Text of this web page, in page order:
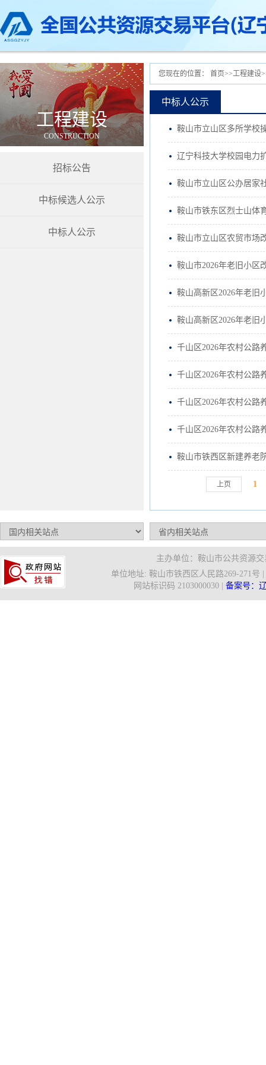
工程建设
CONSTRUCTION
招标公告
中标候选人公示
中标人公示
您现在的位置： 首页>>工程建设
中标人公示
鞍山市立山区多所学校
辽宁科技大学校园电力
鞍山市立山区公办居家
鞍山市铁东区烈士山体
鞍山市立山区农贸市场
鞍山市2026年老旧小区
鞍山高新区2026年老旧
鞍山高新区2026年老旧
千山区2026年农村公路
千山区2026年农村公路
千山区2026年农村公路
千山区2026年农村公路
鞍山市铁西区新建养老
上页 1
主办单位：鞍山市公共资源
单位地址: 鞍山市铁西区人民路269-271号 |
网站标识码 2103000030 | 备案号：